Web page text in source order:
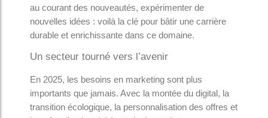
au courant des nouveautés, expérimenter de
nouvelles idées : voilà la clé pour bâtir une carrière
durable et enrichissante dans ce domaine.
Un secteur tourné vers l’avenir
En 2025, les besoins en marketing sont plus
importants que jamais. Avec la montée du digital, la
transition écologique, la personnalisation des offres et